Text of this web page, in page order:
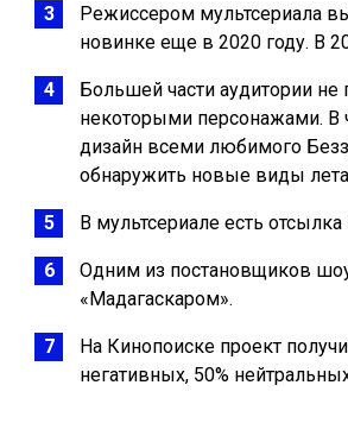
Режиссером мультсериала
новинке еще в 2020 году. В
Большей части аудитории
некоторыми персонажами. В
дизайн всеми любимого
обнаружить новые виды
В мультсериале есть
Одним из постановщиков
«Мадагаскаром».
На Кинопоиске проект
негативных, 50%